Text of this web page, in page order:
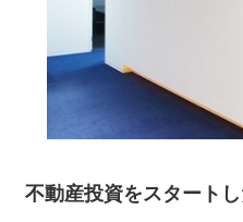
不動産投資をスタート